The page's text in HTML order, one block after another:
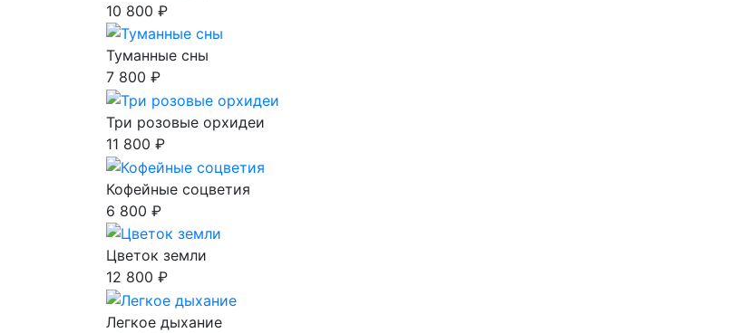
10 800 ₽
Туманные сны
7 800 ₽
Три розовые орхидеи
11 800 ₽
Кофейные соцветия
6 800 ₽
Цветок земли
12 800 ₽
Легкое дыхание